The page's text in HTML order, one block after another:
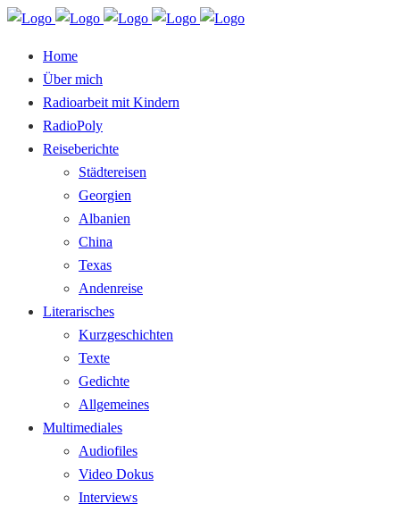
Home
Über mich
Radioarbeit mit Kindern
RadioPoly
Reiseberichte
Städtereisen
Georgien
Albanien
China
Texas
Andenreise
Literarisches
Kurzgeschichten
Texte
Gedichte
Allgemeines
Multimediales
Audiofiles
Video Dokus
Interviews